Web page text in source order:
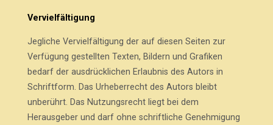
Vervielfältigung
Jegliche Vervielfältigung der auf diesen Seiten zur
Verfügung gestellten Texten, Bildern und Grafiken
bedarf der ausdrücklichen Erlaubnis des Autors in
Schriftform. Das Urheberrecht des Autors bleibt
unberührt. Das Nutzungsrecht liegt bei dem
Herausgeber und darf ohne schriftliche Genehmigung